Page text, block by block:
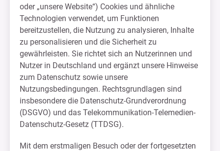
oder „unsere Website“) Cookies und ähnliche
Technologien verwendet, um Funktionen
bereitzustellen, die Nutzung zu analysieren, Inhalte
zu personalisieren und die Sicherheit zu
gewährleisten. Sie richtet sich an Nutzerinnen und
Nutzer in Deutschland und ergänzt unsere Hinweise
zum Datenschutz sowie unsere
Nutzungsbedingungen. Rechtsgrundlagen sind
insbesondere die Datenschutz-Grundverordnung
(DSGVO) und das Telekommunikation-Telemedien-
Datenschutz-Gesetz (TTDSG).
Mit dem erstmaligen Besuch oder der fortgesetzten